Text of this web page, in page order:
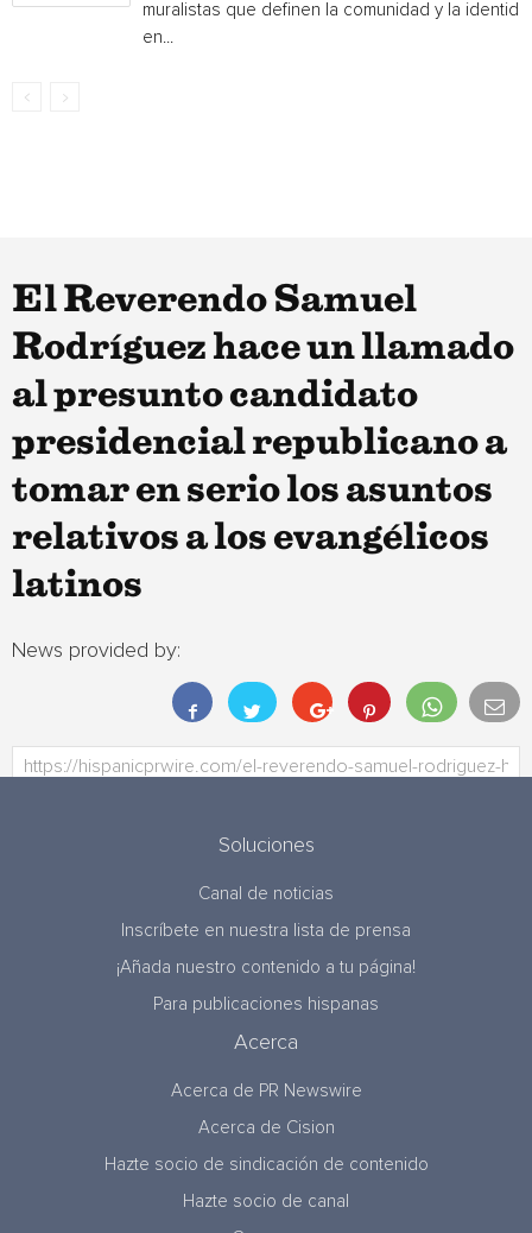
muralistas que definen la comunidad y la
en...
El Reverendo Samuel
Rodríguez hace un llamado
al presunto candidato
presidencial republicano a
tomar en serio los asuntos
relativos a los evangélicos
latinos
News provided by:
Soluciones
Canal de noticias
Inscríbete en nuestra lista de prensa
¡Añada nuestro contenido a tu página!
Para publicaciones hispanas
Acerca
Acerca de PR Newswire
Acerca de Cision
Hazte socio de sindicación de contenido
Hazte socio de canal